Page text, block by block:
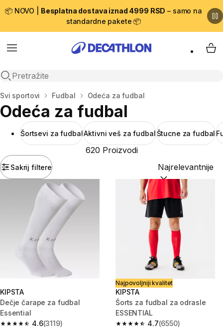
📦 NOVO | Besplatna dostava iznad 4999 RSD – samo na
standardne pakete 📦
Menu
Open search
My
Početna stranica
Svi sportovi Fudbal Odeća za fudbal
Odeća za fudbal
Šortsevi za fudbalAktivni veš za fudbalŠtucne za fudbal
Sakrij filtere
620 Proizvodi
Sortiraj po:
KIPSTA
Dečje čarape za fudbal
Essential
4.6
4.6 od 5 zvezdica from 3119 Recenzije
(3119)
Najpovoljniji kvalitet
KIPSTA
Šorts za fudbal za odrasle
ESSENTIAL
4.7
4.7 od 5 zvezdica from 6550
(6550)